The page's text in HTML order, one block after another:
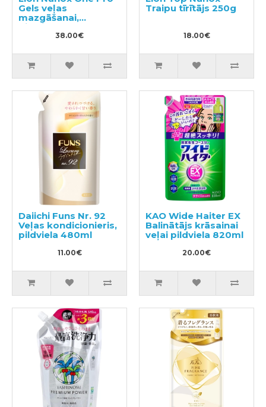
Gels veļas
mazgāšanai,
pildviela 1400g
38.00€
Traipu tīrītājs 250g
18.00€
Daiichi Funs Nr. 92
Veļas kondicionieris,
pildviela 480ml
11.00€
KAO Wide Haiter EX
Balinātājs krāsainai
veļai pildviela 820ml
20.00€